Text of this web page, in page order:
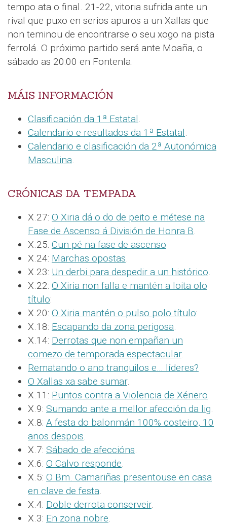
tempo ata o final. 21-22, vitoria sufrida ante un
rival que puxo en serios apuros a un Xallas que
non teminou de encontrarse o seu xogo na pista
ferrolá. O próximo partido será ante Moaña, o
sábado as 20:00 en Fontenla.
MÁIS INFORMACIÓN
Clasificación da 1ª Estatal.
Calendario e resultados da 1ª Estatal.
Calendario e clasificación da 2ª Autonómica
Masculina.
CRÓNICAS DA TEMPADA
X.27: O Xiria dá o do de peito e métese na
Fase de Ascenso á División de Honra B.
X.25: Cun pé na fase de ascenso
X.24: Marchas opostas.
X.23: Un derbi para despedir a un histórico.
X.22: O Xiria non falla e mantén a loita olo
título:
X.20: O Xiria mantén o pulso polo título:
X.18: Escapando da zona perigosa.
X.14: Derrotas que non empañan un
comezo de temporada espectacular.
Rematando o ano tranquilos e… líderes?
O Xallas xa sabe sumar.
X.11: Puntos contra a Violencia de Xénero.
X.9: Sumando ante a mellor afección da lig.
X.8: A festa do balonmán 100% costeiro, 10
anos despois.
X.7: Sábado de afeccións.
X.6: O Calvo responde.
X.5: O Bm. Camariñas presentouse en casa
en clave de festa.
X.4: Doble derrota conserveir.
X.3: En zona nobre.